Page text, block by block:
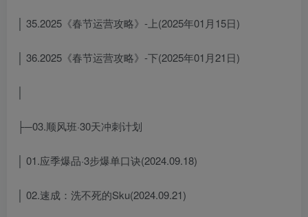
│ 35.2025《春节运营攻略》-上(2025年01月15日)
│ 36.2025《春节运营攻略》-下(2025年01月21日)
├─03.顺风班·30天冲刺计划
│ 01.应季爆品·3步爆单口诀(2024.09.18)
│ 02.速成：洗不死的Sku(2024.09.21)